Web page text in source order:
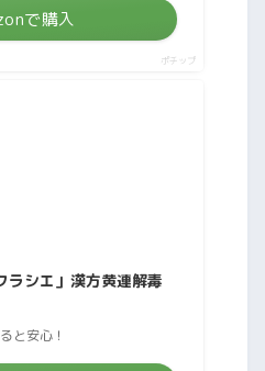
で購入
ポチップ
ラシエ」漢方黄連解毒
と安心！